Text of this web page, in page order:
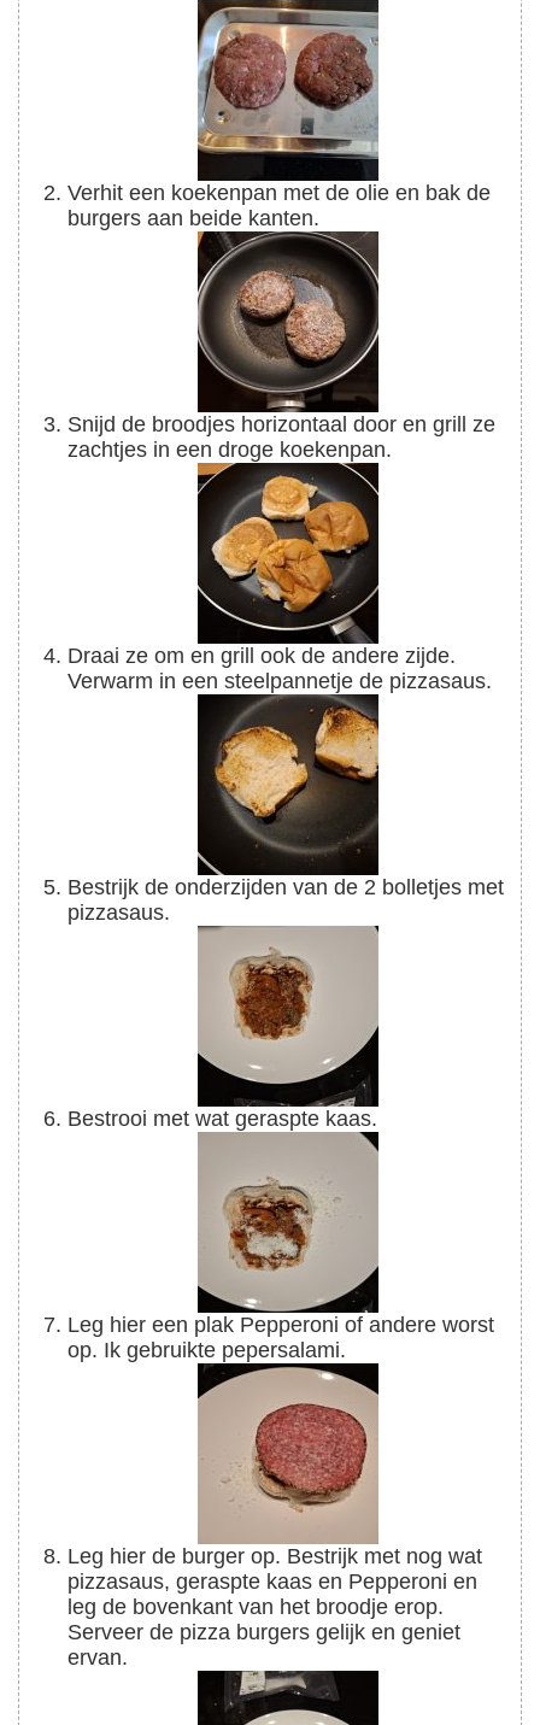
Verhit een koekenpan met de olie en bak de
burgers aan beide kanten.
Snijd de broodjes horizontaal door en grill ze
zachtjes in een droge koekenpan.
Draai ze om en grill ook de andere zijde.
Verwarm in een steelpannetje de pizzasaus.
Bestrijk de onderzijden van de 2 bolletjes met
pizzasaus.
Bestrooi met wat geraspte kaas.
Leg hier een plak Pepperoni of andere worst
op. Ik gebruikte pepersalami.
Leg hier de burger op. Bestrijk met nog wat
pizzasaus, geraspte kaas en Pepperoni en
leg de bovenkant van het broodje erop.
Serveer de pizza burgers gelijk en geniet
ervan.